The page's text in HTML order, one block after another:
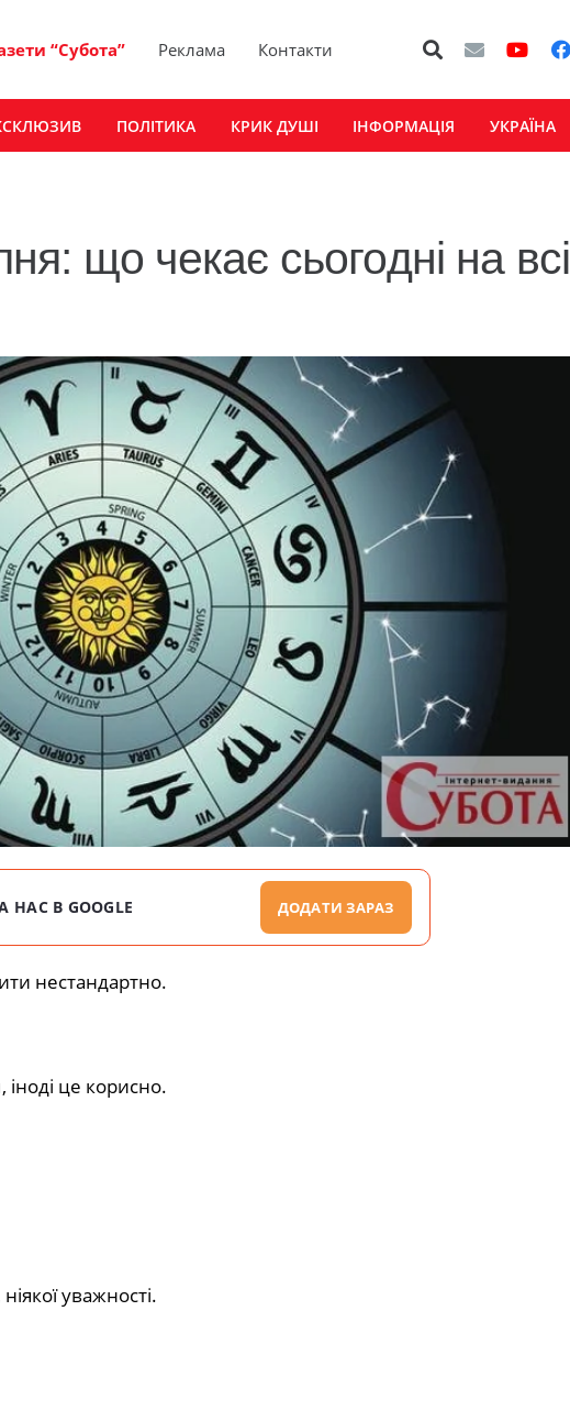
“Субота” Реклама Контакти
ПОЛІТИКА КРИК ДУШІ ІНФОРМАЦІЯ УКРАЇНА
що чекає сьогодні на всі
В GOOGLE ДОДАТИ ЗАРАЗ
нестандартно.
це корисно.
уважності.